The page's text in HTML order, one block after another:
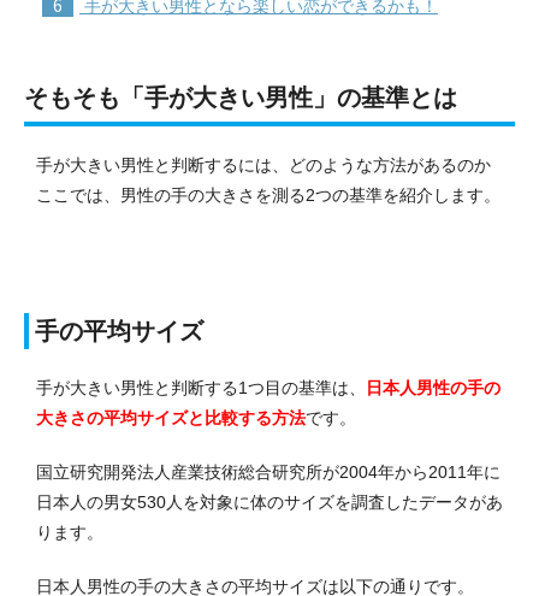
手が大きい男性となら楽しい恋ができるかも！
そもそも「手が大きい男性」の基準とは
手が大きい男性と判断するには、どのような方法があるのか
ここでは、男性の手の大きさを測る2つの基準を紹介します。
手の平均サイズ
手が大きい男性と判断する1つ目の基準は、
日本人男性の手の
大きさの平均サイズと比較する方法です。
国立研究開発法人産業技術総合研究所が2004年から2011年に
日本人の男女530人を対象に体のサイズを調査したデータがあ
ります。
日本人男性の手の大きさの平均サイズは以下の通りです。